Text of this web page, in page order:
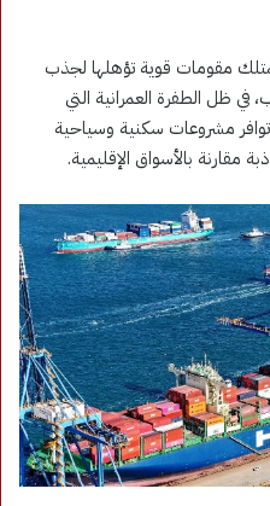
مقومات قوية تؤهلها لجذب
ظل الطفرة العمرانية التي
مشروعات سكنية وسياحية
مقارنة بالأسواق الإقليمية.